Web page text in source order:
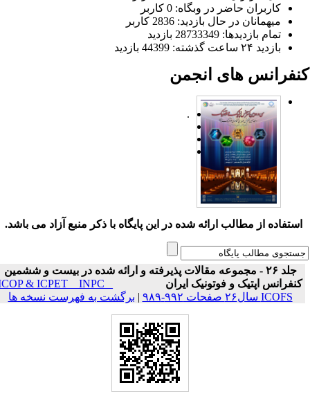
کاربران حاضر در وبگاه: 0 کاربر
میهمانان در حال بازدید: 2836 کاربر
تمام بازدید‌ها: 28733349 بازدید
بازدید ۲۴ ساعت گذشته: 44399 بازدید
های انجمن
.
استفاده از مطالب ارائه شده در این پایگاه با ذکر منبع آزاد می باشد.
جلد ۲۶ - مجموعه مقالات پذیرفته و ارائه شده در بیست و ششمین
کنفرانس اپتیک و فوتونیک ایران
ICOP & ICPET _ INPC _
ICOFS سال۲۶ صفحات ۹۹۲-۹۸۹
|برگشت به فهرست نسخه ها